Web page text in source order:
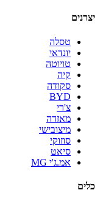
יצרנים
טסלה
יונדאי
טויוטה
קיה
סקודה
BYD
צ'רי
מאזדה
מיצובישי
סוזוקי
סיאט
אמ.ג'י MG
כלים